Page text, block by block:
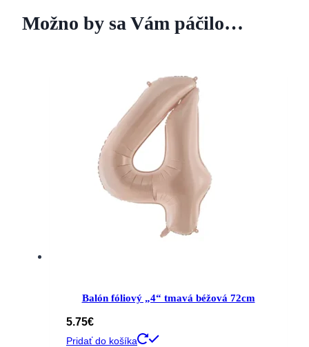
béžová
Možno by sa Vám páčilo…
Balón fóliový „4“ tmavá béžová 72cm
5.75€
Pridať do košíka